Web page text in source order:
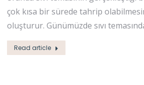
çok kısa bir sürede tahrip
oluşturur. Günümüzde sıvı
Read article